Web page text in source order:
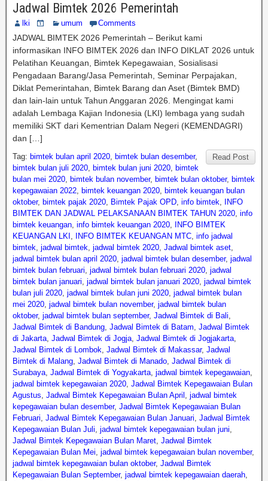
Jadwal Bimtek 2026 Pemerintah
lki umum Comments
JADWAL BIMTEK 2026 Pemerintah – Berikut kami
informasikan INFO BIMTEK 2026 dan INFO DIKLAT 2026 untuk
Pelatihan Keuangan, Bimtek Kepegawaian, Sosialisasi
Pengadaan Barang/Jasa Pemerintah, Seminar Perpajakan,
Diklat Pemerintahan, Bimtek Barang dan Aset (Bimtek BMD)
dan lain-lain untuk Tahun Anggaran 2026. Mengingat kami
adalah Lembaga Kajian Indonesia (LKI) lembaga yang sudah
memiliki SKT dari Kementrian Dalam Negeri (KEMENDAGRI)
dan […]
Read Post
Tag: bimtek bulan april 2020, bimtek bulan desember,
bimtek bulan juli 2020, bimtek bulan juni 2020, bimtek
bulan mei 2020, bimtek bulan november, bimtek bulan oktober, bimtek
kepegawaian 2022, bimtek keuangan 2020, bimtek keuangan bulan
oktober, bimtek pajak 2020, Bimtek Pajak OPD, info bimtek,
INFO
BIMTEK DAN JADWAL PELAKSANAAN BIMTEK TAHUN 2020, info
bimtek keuangan, info bimtek keuangan 2020,
INFO BIMTEK
KEUANGAN LKI , INFO BIMTEK KEUANGAN MTC, info jadwal
bimtek, jadwal bimtek, jadwal bimtek 2020, Jadwal bimtek aset,
jadwal bimtek bulan april 2020, jadwal bimtek bulan desember, jadwal
bimtek bulan februari, jadwal bimtek bulan februari 2020, jadwal
bimtek bulan januari, jadwal bimtek bulan januari 2020, jadwal bimtek
bulan juli 2020, jadwal bimtek bulan juni 2020, jadwal bimtek bulan
mei 2020, jadwal bimtek bulan november, jadwal bimtek bulan
oktober, jadwal bimtek bulan september, Jadwal Bimtek di Bali,
Jadwal Bimtek di Bandung, Jadwal Bimtek di Batam, Jadwal Bimtek
di Jakarta, Jadwal Bimtek di Jogja, Jadwal Bimtek di Jogjakarta,
Jadwal Bimtek di Lombok, Jadwal Bimtek di Makassar, Jadwal
Bimtek di Malang, Jadwal Bimtek di Manado, Jadwal Bimtek di
Surabaya, Jadwal Bimtek di Yogyakarta, jadwal bimtek kepegawaian,
jadwal bimtek kepegawaian 2020, Jadwal Bimtek Kepegawaian Bulan
Agustus, Jadwal Bimtek Kepegawaian Bulan April , jadwal bimtek
kepegawaian bulan desember, Jadwal Bimtek Kepegawaian Bulan
Februari, Jadwal Bimtek Kepegawaian Bulan Januari, Jadwal Bimtek
Kepegawaian Bulan Juli, jadwal bimtek kepegawaian bulan juni,
Jadwal Bimtek Kepegawaian Bulan Maret, Jadwal Bimtek
Kepegawaian Bulan Mei, jadwal bimtek kepegawaian bulan november,
jadwal bimtek kepegawaian bulan oktober, Jadwal Bimtek
Kepegawaian Bulan September, jadwal bimtek kepegawaian daerah,